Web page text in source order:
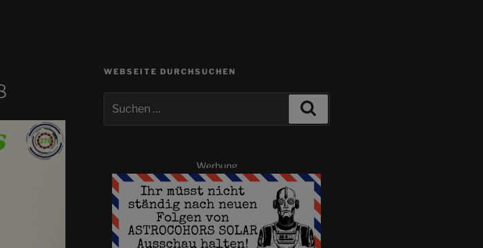
WEBSEITE DURCHSUCHEN
nach:
Werbung